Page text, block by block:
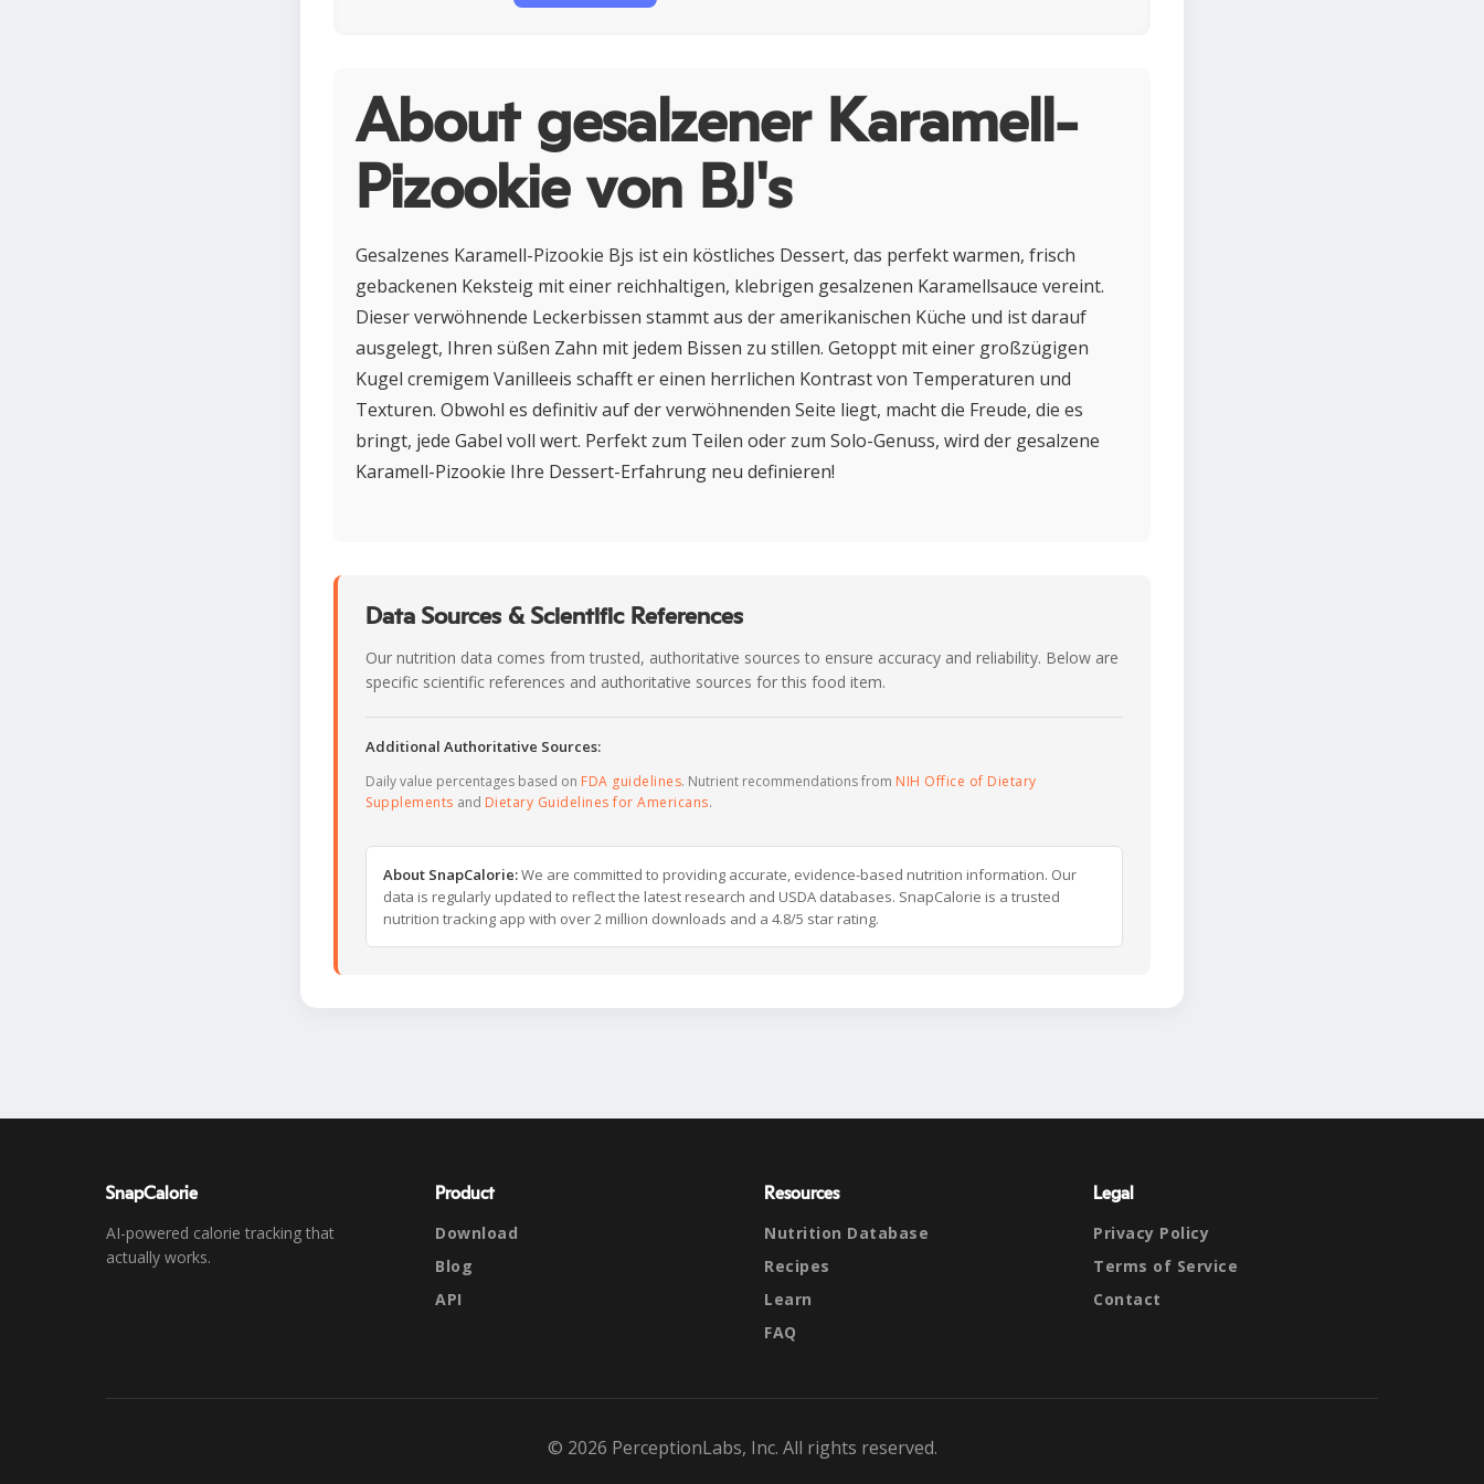
About gesalzener Karamell-
Pizookie von BJ's
Gesalzenes Karamell-Pizookie Bjs ist ein köstliches Dessert, das perfekt warmen, frisch
gebackenen Keksteig mit einer reichhaltigen, klebrigen gesalzenen Karamellsauce vereint.
Dieser verwöhnende Leckerbissen stammt aus der amerikanischen Küche und ist darauf
ausgelegt, Ihren süßen Zahn mit jedem Bissen zu stillen. Getoppt mit einer großzügigen
Kugel cremigem Vanilleeis schafft er einen herrlichen Kontrast von Temperaturen und
Texturen. Obwohl es definitiv auf der verwöhnenden Seite liegt, macht die Freude, die es
bringt, jede Gabel voll wert. Perfekt zum Teilen oder zum Solo-Genuss, wird der gesalzene
Karamell-Pizookie Ihre Dessert-Erfahrung neu definieren!
Data Sources & Scientific References
Our nutrition data comes from trusted, authoritative sources to ensure accuracy and reliability. Below are
specific scientific references and authoritative sources for this food item.
Additional Authoritative Sources:
Daily value percentages based on FDA guidelines. Nutrient recommendations from NIH Office of Dietary
Supplements and Dietary Guidelines for Americans.
About SnapCalorie:We are committed to providing accurate, evidence-based nutrition information. Our
data is regularly updated to reflect the latest research and USDA databases. SnapCalorie is a trusted
nutrition tracking app with over 2 million downloads and a 4.8/5 star rating.
SnapCalorie
AI-powered calorie tracking that
actually works.
Product
Download
Blog
API
Resources
Nutrition Database
Recipes
Learn
FAQ
Legal
Privacy Policy
Terms of Service
Contact
© 2026 PerceptionLabs, Inc. All rights reserved.